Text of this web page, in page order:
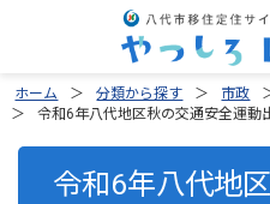
ホーム 分類から探す 市政
令和6年八代地区秋の交通安全運動
令和6年八代地